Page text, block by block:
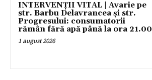
INTERVENȚII VITAL | Avarie pe
str. Barbu Delavrancea și str.
Progresului: consumatorii
rămân fără apă până la ora 21.00
1 august 2026